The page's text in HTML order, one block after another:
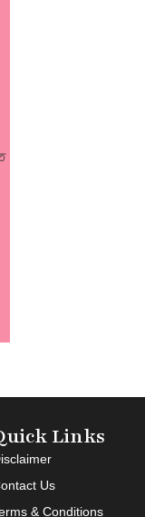
Links
Us
& Conditions